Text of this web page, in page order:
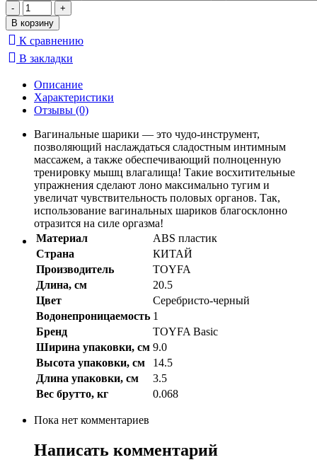
К сравнению
В закладки
Описание
Характеристики
Отзывы (0)
Вагинальные шарики — это чудо-инструмент,
позволяющий наслаждаться сладостным интимным
массажем, а также обеспечивающий полноценную
тренировку мышц влагалища! Такие восхитительные
упражнения сделают лоно максимально тугим и
увеличат чувствительность половых органов. Так,
использование вагинальных шариков благосклонно
отразится на силе оргазма!
Материал
ABS пластик
Страна
КИТАЙ
Производитель
TOYFA
Длина, см
20.5
Цвет
Серебристо-черный
Водонепроницаемость 1
Бренд
TOYFA Basic
Ширина упаковки, см 9.0
Высота упаковки, см
14.5
Длина упаковки, см
3.5
Вес брутто, кг
0.068
Пока нет комментариев
Написать комментарий